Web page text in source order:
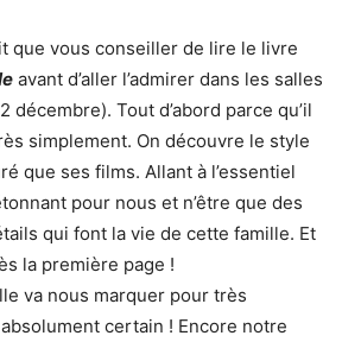
que vous conseiller de lire le livre
avant d’aller l’admirer dans les salles
décembre). Tout d’abord parce qu’il
simplement. On découvre le style
que ses films. Allant à l’essentiel
pour nous et n’être que des
qui font la vie de cette famille. Et
la première page !
va nous marquer pour très
absolument certain ! Encore notre